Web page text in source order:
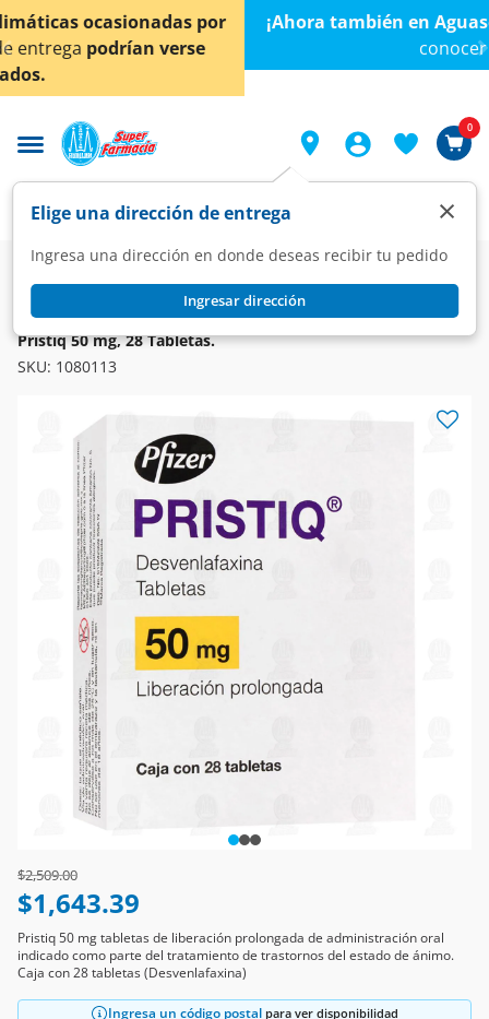
< div class="carousel-inner">
¡Ahora también en Aguascalientes!Daclic aquípara
conocer detalles.
Elige una dirección de entrega
Ingresa una dirección en donde deseas recibir tu pedido
Ingresar dirección
×
0
Farmacia Medicina
Sistema Nervioso
Sedantes e Hipnóticos
PRISTIQ
Pristiq 50 mg, 28 Tabletas.
SKU: 1080113
Price reduced from
$2,509.00to
$1,643.39
Pristiq 50 mg tabletas de liberación prolongada de administración oral
indicado como parte del tratamiento de trastornos del estado de ánimo.
Caja con 28 tabletas (Desvenlafaxina)
Ingresa un código postal para ver disponibilidad